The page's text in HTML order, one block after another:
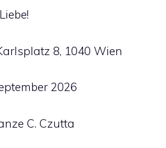
8, 1040 Wien
2026
C. Czutta